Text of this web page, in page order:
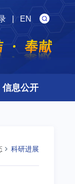
|EN
信息公开
科研进展